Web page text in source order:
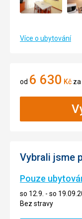
Více o ubytování
od 6 630 Kč za
Vybrali jsme
Pouze
so 12.9. - so
Bez stravy